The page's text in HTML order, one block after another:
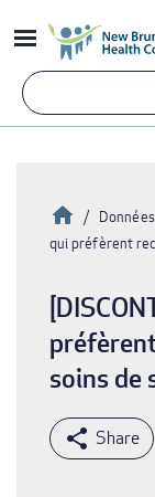
au
contenu
principal
Fil
Accueil
Données
qui préfèrent
soins de